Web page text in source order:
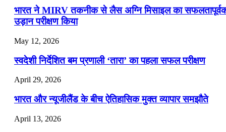
भारत ने MIRV तकनीक से लैस अग्नि मिसाइल का
उड़ान परीक्षण किया
May 12, 2026
स्वदेशी निर्देशित बम प्रणाली ‘तारा’ का पहला सफल परीक्षण
April 29, 2026
भारत और न्यूजीलैंड के बीच ऐतिहासिक मुक्त व्यापार समझौते
April 13, 2026